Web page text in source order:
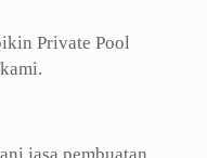
Private Pool